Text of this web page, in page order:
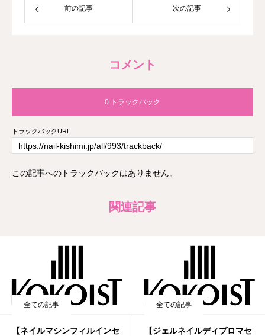
前の記事 次の記事
コメント
0 トラックバック
トラックバックURL
この記事へのトラックバックはありません。
関連記事
全ての記事
【ネイルマシンフィルインセ
全ての記事
【ジェルネイルディプロマセ